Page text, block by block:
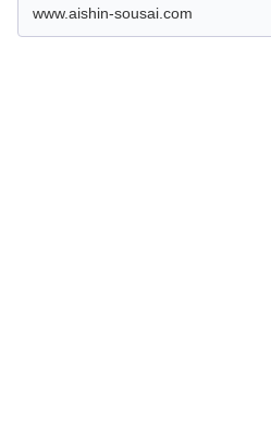
お届けします。
www.aishin-sousai.com